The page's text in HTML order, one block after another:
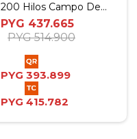
200 Hilos Campo De
Flores Verde - Twin
PYG 437.665
PYG 514.900
PYG 393.899
PYG 415.782